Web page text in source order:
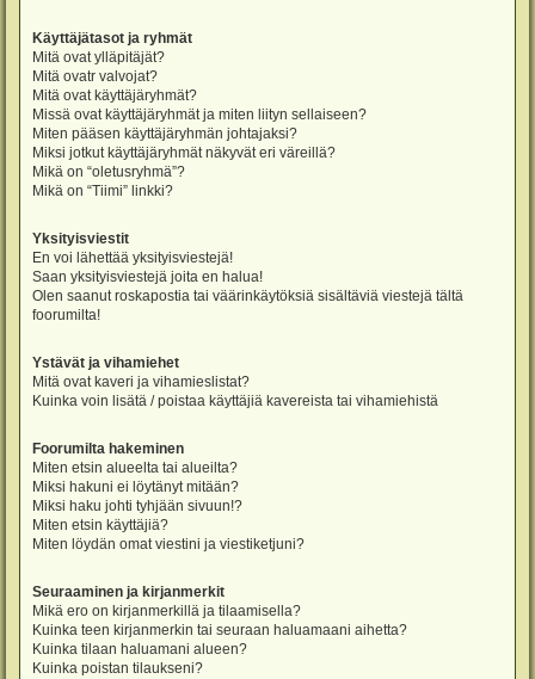
Käyttäjätasot ja ryhmät
Mitä ovat ylläpitäjät?
Mitä ovatr valvojat?
Mitä ovat käyttäjäryhmät?
Missä ovat käyttäjäryhmät ja miten liityn sellaiseen?
Miten pääsen käyttäjäryhmän johtajaksi?
Miksi jotkut käyttäjäryhmät näkyvät eri väreillä?
Mikä on “oletusryhmä”?
Mikä on “Tiimi” linkki?
Yksityisviestit
En voi lähettää yksityisviestejä!
Saan yksityisviestejä joita en halua!
Olen saanut roskapostia tai väärinkäytöksiä sisältäviä viestejä tältä
foorumilta!
Ystävät ja vihamiehet
Mitä ovat kaveri ja vihamieslistat?
Kuinka voin lisätä / poistaa käyttäjiä kavereista tai vihamiehistä
Foorumilta hakeminen
Miten etsin alueelta tai alueilta?
Miksi hakuni ei löytänyt mitään?
Miksi haku johti tyhjään sivuun!?
Miten etsin käyttäjiä?
Miten löydän omat viestini ja viestiketjuni?
Seuraaminen ja kirjanmerkit
Mikä ero on kirjanmerkillä ja tilaamisella?
Kuinka teen kirjanmerkin tai seuraan haluamaani aihetta?
Kuinka tilaan haluamani alueen?
Kuinka poistan tilaukseni?